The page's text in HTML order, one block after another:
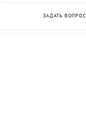
ЗАДАТЬ ВОПРОС